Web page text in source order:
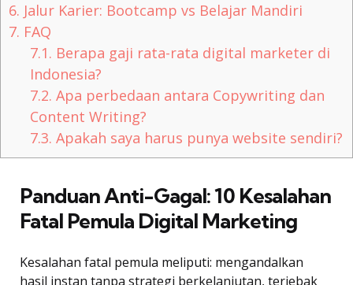
6. Jalur Karier: Bootcamp vs Belajar Mandiri
7. FAQ
7.1. Berapa gaji rata-rata digital marketer di
Indonesia?
7.2. Apa perbedaan antara Copywriting dan
Content Writing?
7.3. Apakah saya harus punya website sendiri?
Panduan Anti-Gagal: 10 Kesalahan
Fatal Pemula Digital Marketing
Kesalahan fatal pemula meliputi: mengandalkan
hasil instan tanpa strategi berkelanjutan, terjebak